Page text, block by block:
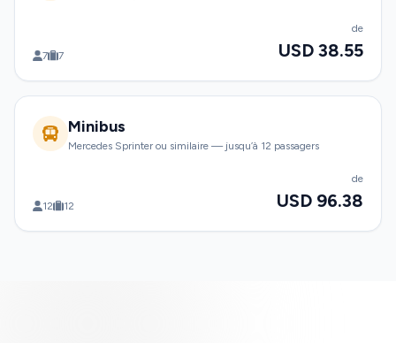
7 7
de
USD 38.55
Minibus
Mercedes Sprinter ou similaire — jusqu’à 12 passagers
12 12
de
USD 96.38